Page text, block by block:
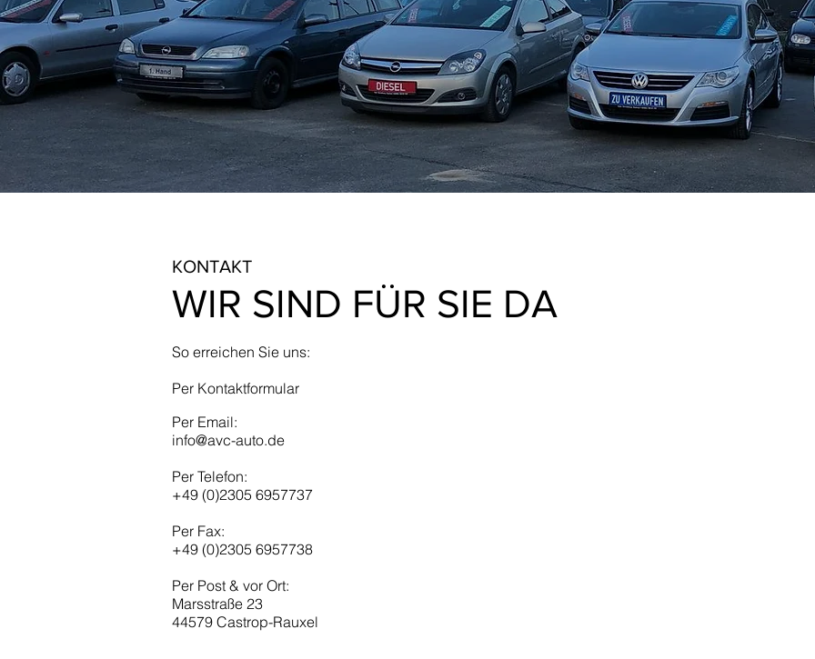
KONTAKT
WIR SIND FÜR SIE DA
So erreichen Sie uns:
Per Kontaktformular
Per Email:
info@avc-auto.de
Per Telefon:
+49 (0)2305 6957737
Per Fax:
+49 (0)2305 6957738
Per Post & vor Ort:
Marsstraße 23
44579 Castrop-Rauxel